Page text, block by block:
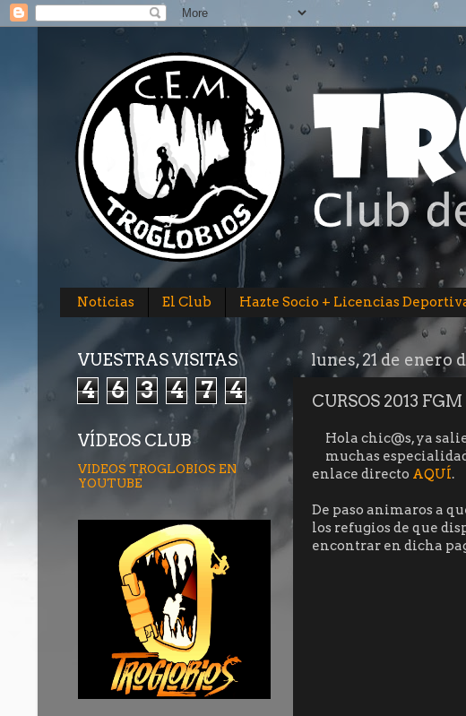
Noticias El Club Hazte Socio + Licencias
lunes, 21 de enero
CURSOS 2013 FGM
Hola chic@s, ya
muchas
enlace directo AQUÍ.
De paso animaros a
los refugios de que
encontrar en dicha
VUESTRAS VISITAS
4 6 3 4 7 4
VÍDEOS CLUB
VIDEOS TROGLOBIOS EN
YOUTUBE